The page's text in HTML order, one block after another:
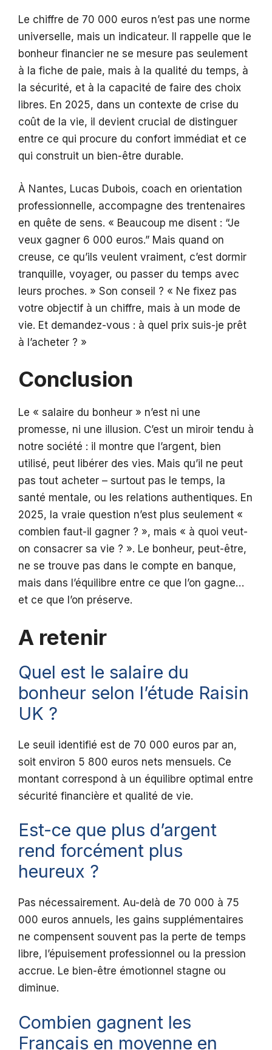
Le chiffre de 70 000 euros n’est pas une norme
universelle, mais un indicateur. Il rappelle que le
bonheur financier ne se mesure pas seulement
à la fiche de paie, mais à la qualité du temps, à
la sécurité, et à la capacité de faire des choix
libres. En 2025, dans un contexte de crise du
coût de la vie, il devient crucial de distinguer
entre ce qui procure du confort immédiat et ce
qui construit un bien-être durable.
À Nantes, Lucas Dubois, coach en orientation
professionnelle, accompagne des trentenaires
en quête de sens. « Beaucoup me disent : “Je
veux gagner 6 000 euros.” Mais quand on
creuse, ce qu’ils veulent vraiment, c’est dormir
tranquille, voyager, ou passer du temps avec
leurs proches. » Son conseil ? « Ne fixez pas
votre objectif à un chiffre, mais à un mode de
vie. Et demandez-vous : à quel prix suis-je prêt
à l’acheter ? »
Conclusion
Le « salaire du bonheur » n’est ni une
promesse, ni une illusion. C’est un miroir tendu à
notre société : il montre que l’argent, bien
utilisé, peut libérer des vies. Mais qu’il ne peut
pas tout acheter – surtout pas le temps, la
santé mentale, ou les relations authentiques. En
2025, la vraie question n’est plus seulement «
combien faut-il gagner ? », mais « à quoi veut-
on consacrer sa vie ? ». Le bonheur, peut-être,
ne se trouve pas dans le compte en banque,
mais dans l’équilibre entre ce que l’on gagne…
et ce que l’on préserve.
A retenir
Quel est le salaire du
bonheur selon l’étude Raisin
UK ?
Le seuil identifié est de 70 000 euros par an,
soit environ 5 800 euros nets mensuels. Ce
montant correspond à un équilibre optimal entre
sécurité financière et qualité de vie.
Est-ce que plus d’argent
rend forcément plus
heureux ?
Pas nécessairement. Au-delà de 70 000 à 75
000 euros annuels, les gains supplémentaires
ne compensent souvent pas la perte de temps
libre, l’épuisement professionnel ou la pression
accrue. Le bien-être émotionnel stagne ou
diminue.
Combien gagnent les
Français en moyenne en